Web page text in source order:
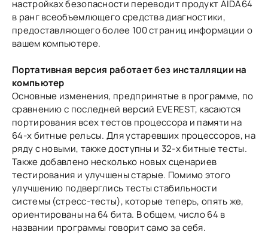
настройках безопасности переводит продукт AIDA64
в ранг всеобъемлющего средства диагностики,
предоставляющего более 100 страниц информации о
вашем компьютере.
Портативная версия работает без инсталляции на
компьютер
Основные изменения, предпринятые в программе, по
сравнению с последней версий EVEREST, касаются
портирования всех тестов процессора и памяти на
64-х битные рельсы. Для устаревших процессоров, на
ряду с новыми, также доступны и 32-х битные тесты.
Также добавлено несколько новых сценариев
тестирования и улучшены старые. Помимо этого
улучшению подверглись тесты стабильности
системы (стресс-тесты), которые теперь, опять же,
ориентированы на 64 бита. В общем, число 64 в
названии программы говорит само за себя.